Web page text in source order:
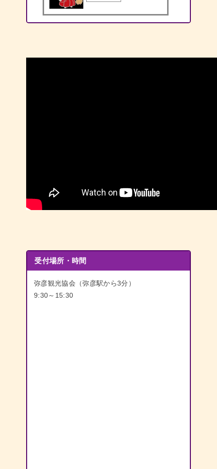
受付場所・時間
弥彦観光協会（弥彦駅から3分）
9:30～15:30